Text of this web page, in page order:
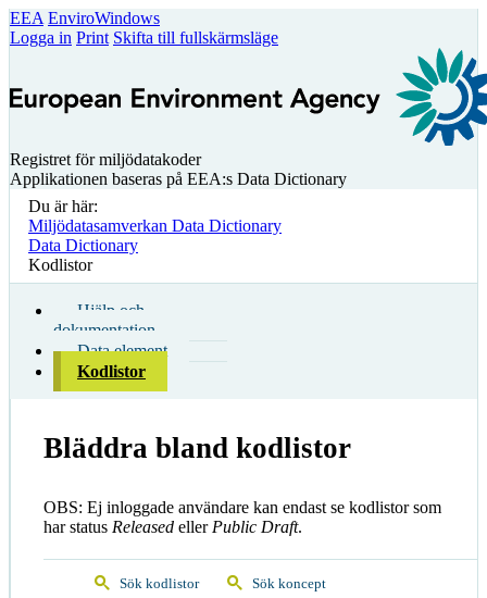
EEA EnviroWindows
Logga in Print Skifta till fullskärmsläge
Registret för miljödatakoder
Applikationen baseras på EEA:s Data Dictionary
Du är här:
Miljödatasamverkan Data Dictionary
Data Dictionary
Kodlistor
Hjälp och
dokumentation
Data element
Kodlistor
Bläddra bland kodlistor
OBS: Ej inloggade användare kan endast se kodlistor som
har status Released eller Public Draft.
Sök kodlistor Sök koncept